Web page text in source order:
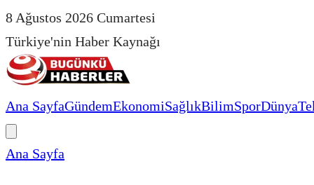
8 Ağustos 2026 Cumartesi
Türkiye'nin Haber Kaynağı
Ana SayfaGündemEkonomiSağlıkBilimSporDünya
Ana Sayfa